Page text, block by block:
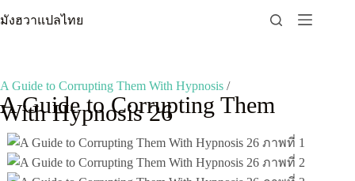
to
มังฮวาแปลไทย
A Guide to Corrupting Them With Hypnosis /
A Guide to Corrupting Them
With Hypnosis 26